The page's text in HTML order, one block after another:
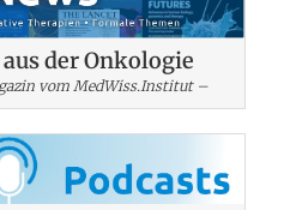
der Onkologie
vom MedWiss.Institut –